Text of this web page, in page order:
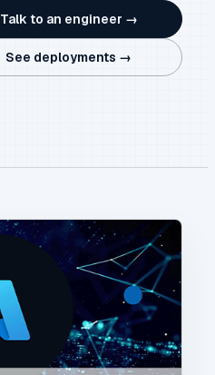
Talk to an engineer →
See deployments →